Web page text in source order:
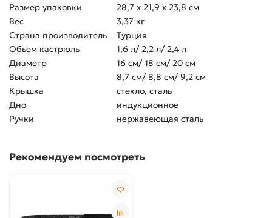
Размер упаковки
28,7 х 21,9 х 23,8 см
Вес
3,37 кг
Страна производитель
Турция
Обьем кастрюль
1,6 л/ 2,2 л/ 2,4 л
Диаметр
16 см/ 18 см/ 20 см
Высота
8,7 см/ 8,8 см/ 9,2 см
Крышка
стекло, сталь
Дно
индукционное
Ручки
нержавеющая сталь
Рекомендуем посмотреть